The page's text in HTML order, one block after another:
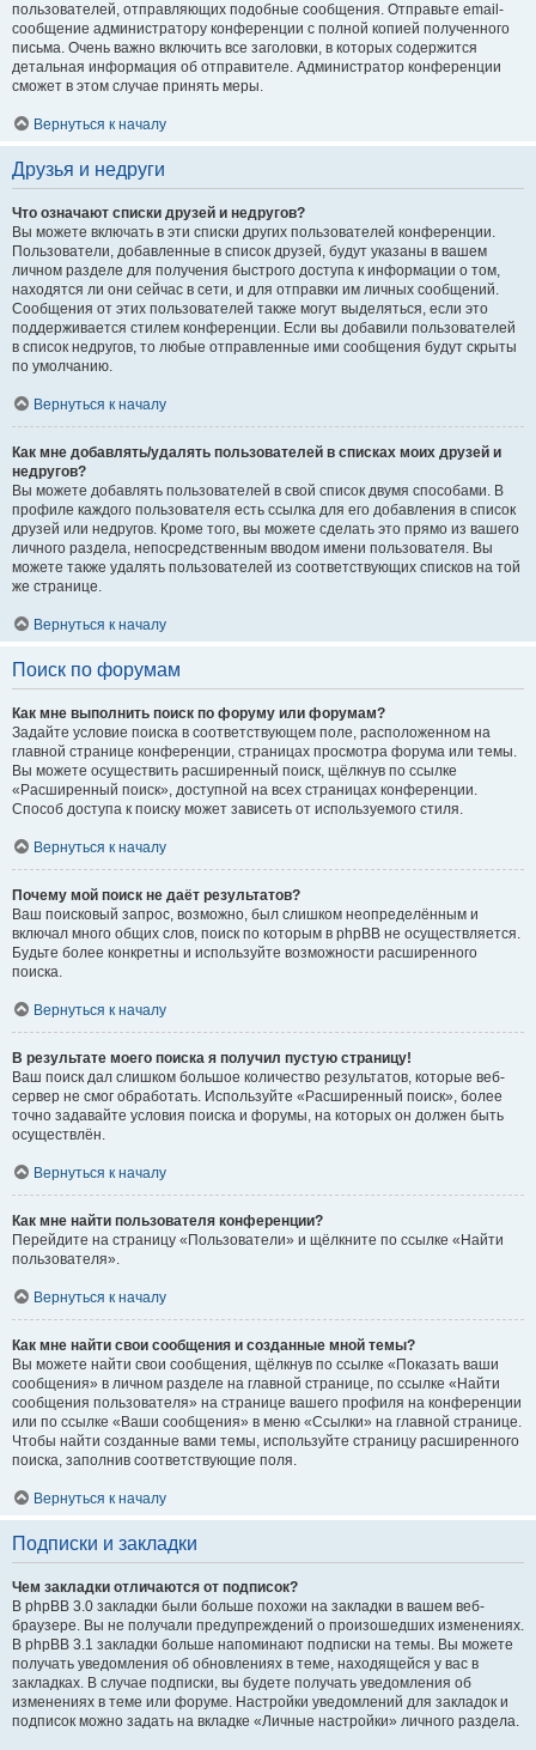
пользователей, отправляющих подобные сообщения. Отправьте email-
сообщение администратору конференции с полной копией полученного
письма. Очень важно включить все заголовки, в которых содержится
детальная информация об отправителе. Администратор конференции
сможет в этом случае принять меры.
Вернуться к началу
Друзья и недруги
Что означают списки друзей и недругов?
Вы можете включать в эти списки других пользователей конференции.
Пользователи, добавленные в список друзей, будут указаны в вашем
личном разделе для получения быстрого доступа к информации о том,
находятся ли они сейчас в сети, и для отправки им личных сообщений.
Сообщения от этих пользователей также могут выделяться, если это
поддерживается стилем конференции. Если вы добавили пользователей
в список недругов, то любые отправленные ими сообщения будут скрыты
по умолчанию.
Вернуться к началу
Как мне добавлять/удалять пользователей в списках моих друзей и
недругов?
Вы можете добавлять пользователей в свой список двумя способами. В
профиле каждого пользователя есть ссылка для его добавления в список
друзей или недругов. Кроме того, вы можете сделать это прямо из вашего
личного раздела, непосредственным вводом имени пользователя. Вы
можете также удалять пользователей из соответствующих списков на той
же странице.
Вернуться к началу
Поиск по форумам
Как мне выполнить поиск по форуму или форумам?
Задайте условие поиска в соответствующем поле, расположенном на
главной странице конференции, страницах просмотра форума или темы.
Вы можете осуществить расширенный поиск, щёлкнув по ссылке
«Расширенный поиск», доступной на всех страницах конференции.
Способ доступа к поиску может зависеть от используемого стиля.
Вернуться к началу
Почему мой поиск не даёт результатов?
Ваш поисковый запрос, возможно, был слишком неопределённым и
включал много общих слов, поиск по которым в phpBB не осуществляется.
Будьте более конкретны и используйте возможности расширенного
поиска.
Вернуться к началу
В результате моего поиска я получил пустую страницу!
Ваш поиск дал слишком большое количество результатов, которые веб-
сервер не смог обработать. Используйте «Расширенный поиск», более
точно задавайте условия поиска и форумы, на которых он должен быть
осуществлён.
Вернуться к началу
Как мне найти пользователя конференции?
Перейдите на страницу «Пользователи» и щёлкните по ссылке «Найти
пользователя».
Вернуться к началу
Как мне найти свои сообщения и созданные мной темы?
Вы можете найти свои сообщения, щёлкнув по ссылке «Показать ваши
сообщения» в личном разделе на главной странице, по ссылке «Найти
сообщения пользователя» на странице вашего профиля на конференции
или по ссылке «Ваши сообщения» в меню «Ссылки» на главной странице.
Чтобы найти созданные вами темы, используйте страницу расширенного
поиска, заполнив соответствующие поля.
Вернуться к началу
Подписки и закладки
Чем закладки отличаются от подписок?
В phpBB 3.0 закладки были больше похожи на закладки в вашем веб-
браузере. Вы не получали предупреждений о произошедших изменениях.
В phpBB 3.1 закладки больше напоминают подписки на темы. Вы можете
получать уведомления об обновлениях в теме, находящейся у вас в
закладках. В случае подписки, вы будете получать уведомления об
изменениях в теме или форуме. Настройки уведомлений для закладок и
подписок можно задать на вкладке «Личные настройки» личного раздела.